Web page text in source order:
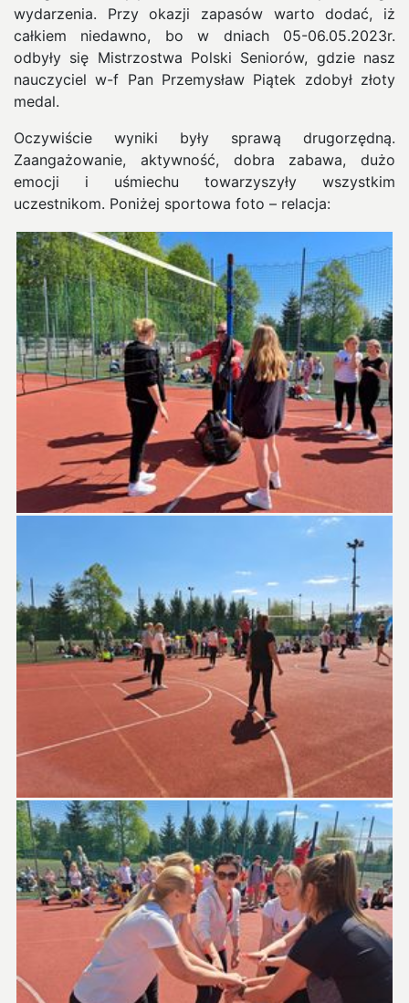
wydarzenia. Przy okazji zapasów warto dodać, iż
całkiem niedawno, bo w dniach 05-06.05.2023r.
odbyły się Mistrzostwa Polski Seniorów, gdzie nasz
nauczyciel w-f Pan Przemysław Piątek zdobył złoty
medal.
Oczywiście wyniki były sprawą drugorzędną.
Zaangażowanie, aktywność, dobra zabawa, dużo
emocji i uśmiechu towarzyszyły wszystkim
uczestnikom. Poniżej sportowa foto – relacja: